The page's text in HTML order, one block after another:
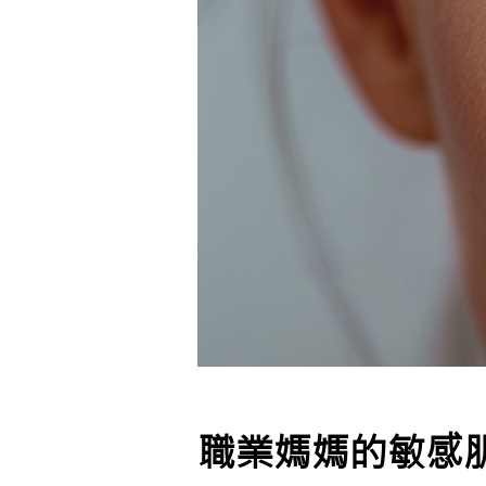
職業媽媽的敏感